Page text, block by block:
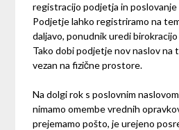
registracijo podjetja in poslovanje
Podjetje lahko registriramo na
daljavo, ponudnik uredi
Tako dobi podjetje nov naslov na
vezan na fizične prostore.
Na dolgi rok s poslovnim
nimamo omembe vrednih
prejemamo pošto, je urejeno